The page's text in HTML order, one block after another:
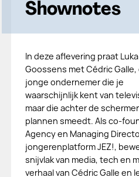
Shownotes
In deze aflevering praat Luka
Goossens met Cédric Galle,
jonge ondernemer die je
waarschijnlijk kent van
maar die achter de
plannen smeedt. Als co-
Agency en Managing
jongerenplatform JEZ!,
snijvlak van media, tech en
verhaal van Cédric Galle en